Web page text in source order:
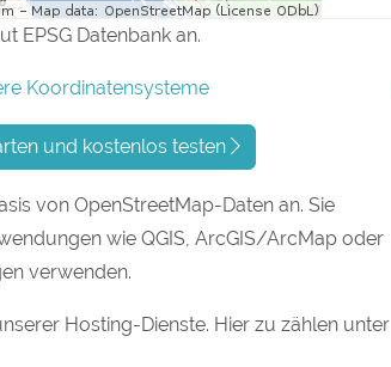
EPSG Datenbank an.
Koordinatensysteme
und kostenlos testen
von OpenStreetMap-Daten an. Sie
wie QGIS, ArcGIS/ArcMap oder
verwenden.
Hosting-Dienste. Hier zu zählen unter